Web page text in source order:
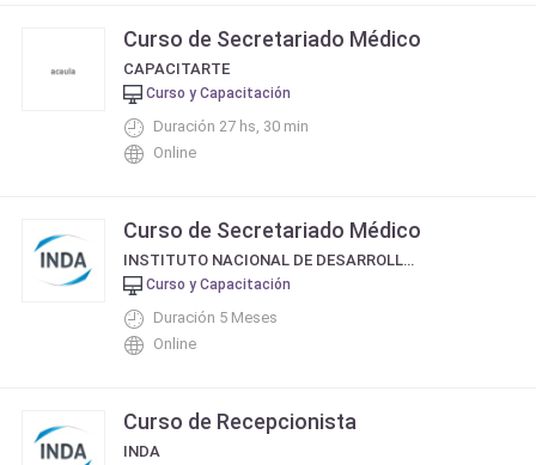
Curso de Secretariado Médico
CAPACITARTE
Curso y Capacitación
Duración 27 hs, 30 min
Online
Curso de Secretariado Médico
INSTITUTO NACIONAL DE DESARROLLO ACADÉMICO INDA
Curso y Capacitación
Duración 5 Meses
Online
Curso de Recepcionista
INDA